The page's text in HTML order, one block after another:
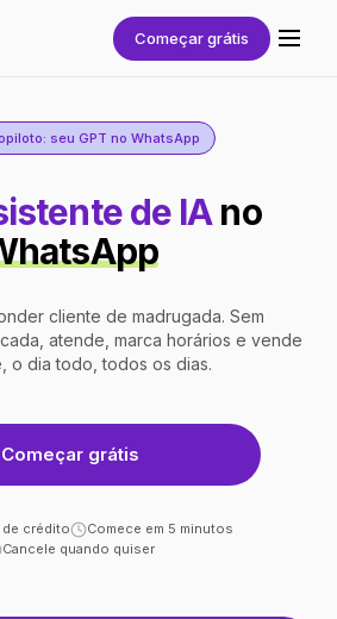
Começar grátis
seu GPT no WhatsApp
de IAno
cliente de madrugada. Sem
atende, marca horários e vende
o dia todo, todos os dias.
Começar grátis
de crédito
Comece em 5 minutos
Cancele quando quiser